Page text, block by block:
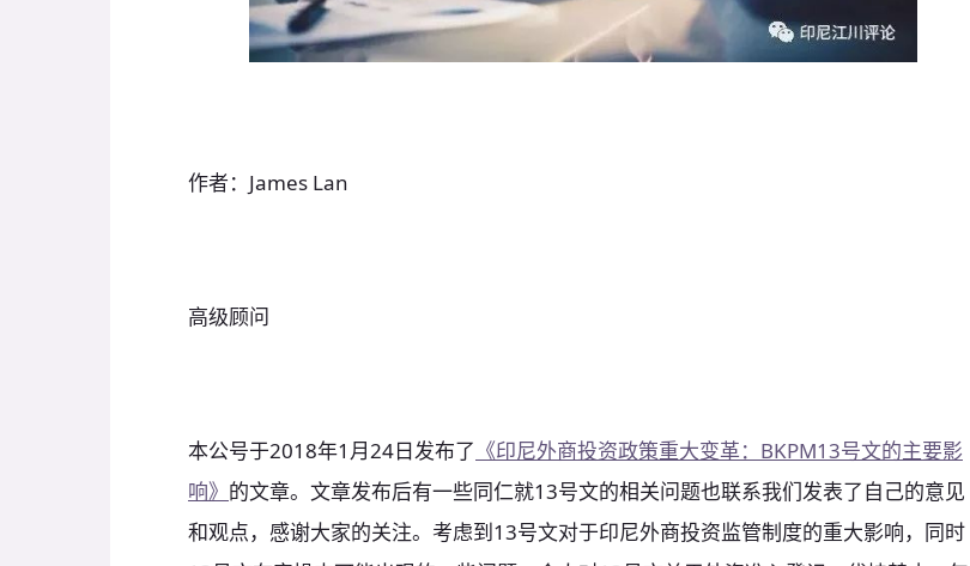
作者：James Lan
高级顾问
本公号于2018年1月24日发布了 《印尼外商投资政策重大变革：BKPM13号文的主要影
响》 的文章。文章发布后有一些同仁就13号文的相关问题也联系我们发表了自己的意见
和观点，感谢大家的关注。考虑到13号文对于印尼外商投资监管制度的重大影响，同时